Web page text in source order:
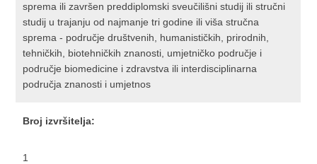
sprema ili završen preddiplomski sveučilišni studij ili stručni
studij u trajanju od najmanje tri godine ili viša stručna
sprema - područje društvenih, humanističkih, prirodnih,
tehničkih, biotehničkih znanosti, umjetničko područje i
područje biomedicine i zdravstva ili interdisciplinarna
područja znanosti i umjetnos
Broj izvršitelja:
1